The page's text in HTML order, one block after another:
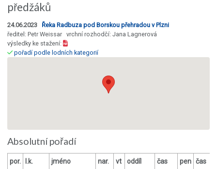
předžáků
24.06.2023 Řeka Radbuza pod Borskou přehradou v Plzni
ředitel: Petr Weissar vrchní rozhodčí: Jana Lagnerová
výsledky ke stažení:
pořadí podle lodních kategorií
Absolutní pořadí
por. l.k. jméno nar. vt oddíl čas pen čas